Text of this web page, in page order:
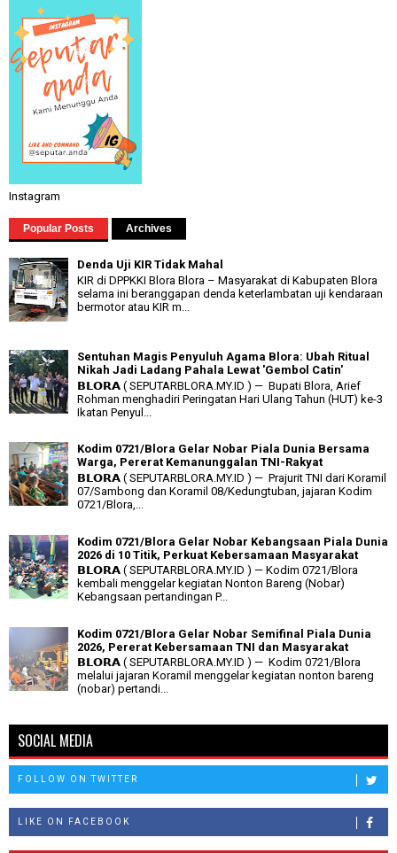
Instagram
Popular Posts Archives
Denda Uji KIR Tidak Mahal
KIR di DPPKKI Blora Blora – Masyarakat di Kabupaten Blora
selama ini beranggapan denda keterlambatan uji kendaraan
bermotor atau KIR m...
Sentuhan Magis Penyuluh Agama Blora: Ubah Ritual
Nikah Jadi Ladang Pahala Lewat 'Gembol Catin'
𝗕𝗟𝗢𝗥𝗔 ( SEPUTARBLORA.MY.ID ) — Bupati Blora, Arief
Rohman menghadiri Peringatan Hari Ulang Tahun (HUT) ke-3
Ikatan Penyul...
Kodim 0721/Blora Gelar Nobar Piala Dunia Bersama
Warga, Pererat Kemanunggalan TNI-Rakyat
𝗕𝗟𝗢𝗥𝗔 ( SEPUTARBLORA.MY.ID ) — Prajurit TNI dari Koramil
07/Sambong dan Koramil 08/Kedungtuban, jajaran Kodim
0721/Blora,...
Kodim 0721/Blora Gelar Nobar Kebangsaan Piala Dunia
2026 di 10 Titik, Perkuat Kebersamaan Masyarakat
𝗕𝗟𝗢𝗥𝗔 ( SEPUTARBLORA.MY.ID ) — Kodim 0721/Blora
kembali menggelar kegiatan Nonton Bareng (Nobar)
Kebangsaan pertandingan P...
Kodim 0721/Blora Gelar Nobar Semifinal Piala Dunia
2026, Pererat Kebersamaan TNI dan Masyarakat
𝗕𝗟𝗢𝗥𝗔 ( SEPUTARBLORA.MY.ID ) — Kodim 0721/Blora
melalui jajaran Koramil menggelar kegiatan nonton bareng
(nobar) pertandi...
SOCIAL MEDIA
FOLLOW ON TWITTER
LIKE ON FACEBOOK